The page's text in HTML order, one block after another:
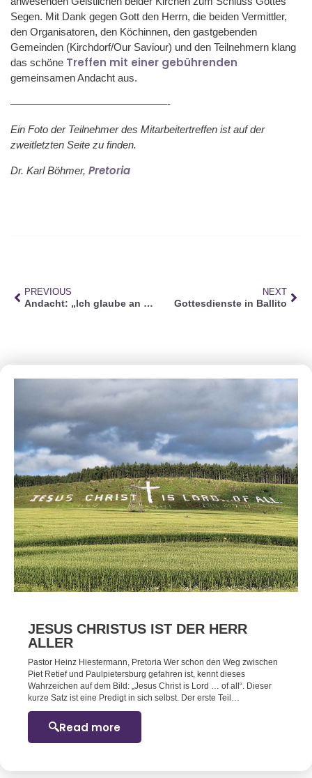
Segen. Mit Dank gegen Gott den Herrn, die beiden Vermittler,
den Organisatoren, den Köchinnen, den gastgebenden
Gemeinden (Kirchdorf/Our Saviour) und den Teilnehmern klang
das schöne Treffen mit einer gebührenden
gemeinsamen Andacht aus.
———————————————-
Ein Foto der Teilnehmer des Mitarbeitertreffen ist auf der
zweitletzten Seite zu finden.
Dr. Karl Böhmer, Pretoria
PREVIOUS
Andacht: „Ich glaube an die Auferstehung des Fleisches“ – Apostolisches Glaubensbekenntnis
NEXT
Gottesdienste in Ballito
JESUS CHRISTUS IST DER HERR
ALLER
Pastor Heinz Hiestermann, Pretoria Wer schon den Weg zwischen
Piet Retief und Paulpietersburg gefahren ist, kennt dieses
Wahrzeichen auf dem Bild: „Jesus Christ is Lord … of all“. Dieser
kurze Satz ist eine Predigt in sich selbst. Der erste Teil…
Read more